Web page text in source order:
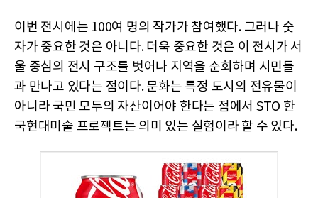
이번 전시에는 100여 명의 작가가 참여했다. 그러나 숫
자가 중요한 것은 아니다. 더욱 중요한 것은 이 전시가 서
울 중심의 전시 구조를 벗어나 지역을 순회하며 시민들
과 만나고 있다는 점이다. 문화는 특정 도시의 전유물이
아니라 국민 모두의 자산이어야 한다는 점에서 STO 한
국현대미술 프로젝트는 의미 있는 실험이라 할 수 있다.